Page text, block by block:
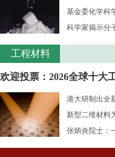
基金委化学科
科学家揭示分
工程材料
欢迎投票：2026全球十大
港大研制出全
新型二维材料
张炳炎院士：